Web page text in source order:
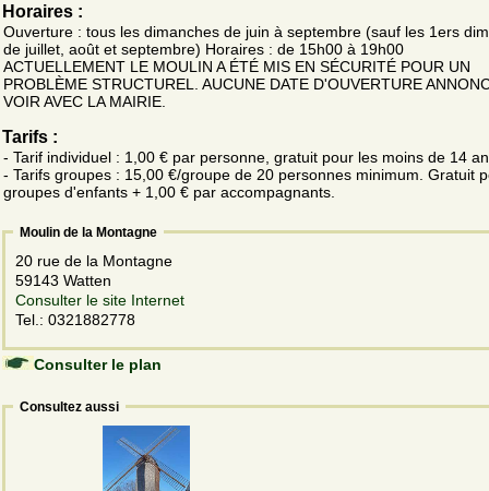
Horaires :
Ouverture : tous les dimanches de juin à septembre (sauf les 1ers
de juillet, août et septembre) Horaires : de 15h00 à 19h00
ACTUELLEMENT LE MOULIN A ÉTÉ MIS EN SÉCURITÉ POUR UN
PROBLÈME STRUCTUREL. AUCUNE DATE D'OUVERTURE
VOIR AVEC LA MAIRIE.
Tarifs :
- Tarif individuel : 1,00 € par personne, gratuit pour les moins de 14
- Tarifs groupes : 15,00 €/groupe de 20 personnes minimum. Gratuit
groupes d'enfants + 1,00 € par accompagnants.
Moulin de la Montagne
20 rue de la Montagne
59143 Watten
Consulter le site Internet
Tel.: 0321882778
Consulter le plan
Consultez aussi